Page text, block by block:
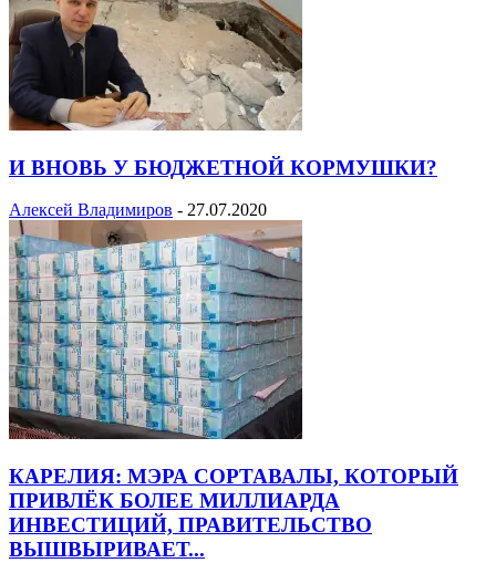
И ВНОВЬ У БЮДЖЕТНОЙ КОРМУШКИ?
Алексей Владимиров - 27.07.2020
КАРЕЛИЯ: МЭРА СОРТАВАЛЫ, КОТОРЫЙ
ПРИВЛЁК БОЛЕЕ МИЛЛИАРДА
ИНВЕСТИЦИЙ, ПРАВИТЕЛЬСТВО
ВЫШВЫРИВАЕТ...